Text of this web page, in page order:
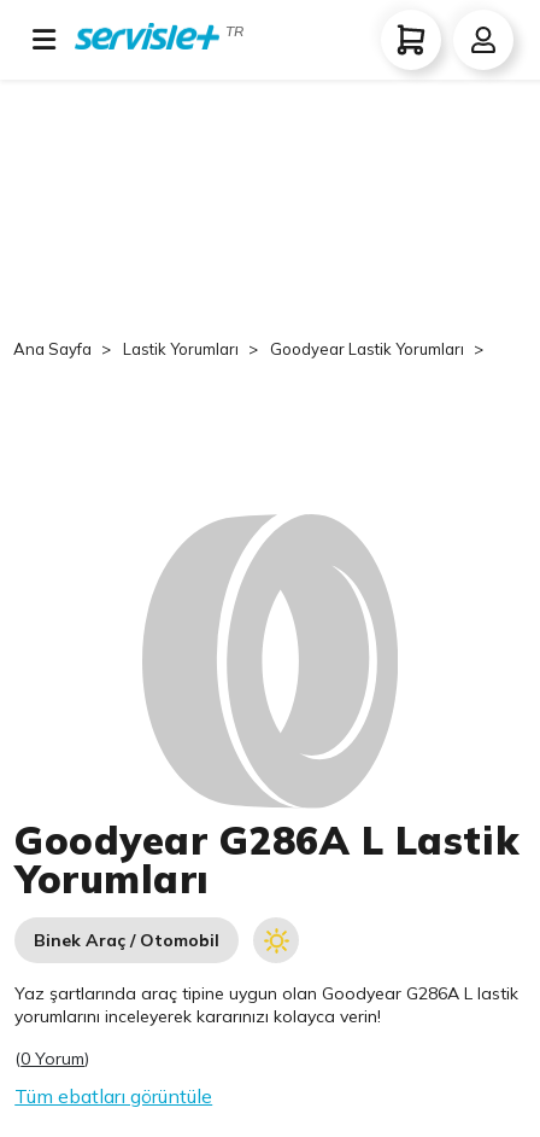
TR
Ana Sayfa Lastik Yorumları Goodyear Lastik Yorumları
Goodyear G286A L Lastik
Yorumları
Binek Araç / Otomobil
Yaz şartlarında araç tipine uygun olanGoodyear G286A L lastik
yorumlarını inceleyerek kararınızı kolayca verin!
(0 Yorum)
Tüm ebatları görüntüle